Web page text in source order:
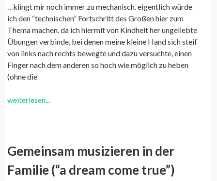
…klingt mir noch immer zu mechanisch. eigentlich würde
ich den “technischen” Fortschritt des Großen hier zum
Thema machen. da ich hiermit von Kindheit her ungeliebte
Übungen verbinde, bei denen meine kleine Hand sich steif
von links nach rechts bewegte und dazu versuchte, einen
Finger nach dem anderen so hoch wie möglich zu heben
(ohne die
weiterlesen...
Gemeinsam musizieren in der
Familie (“a dream come true”)